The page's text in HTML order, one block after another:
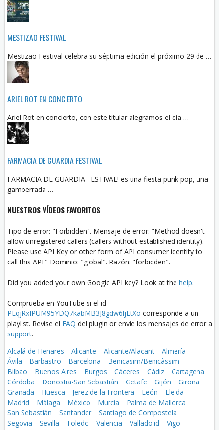
MESTIZAO FESTIVAL
Mestizao Festival celebra su séptima edición el próximo 29 de …
ARIEL ROT EN CONCIERTO
Ariel Rot en concierto, con este titular alegramos el día …
FARMACIA DE GUARDIA FESTIVAL
FARMACIA DE GUARDIA FESTIVAL! es una fiesta punk pop, una
gamberrada …
NUESTROS VÍDEOS FAVORITOS
Tipo de error: "Forbidden". Mensaje de error: "Method doesn't
allow unregistered callers (callers without established identity).
Please use API Key or other form of API consumer identity to
call this API." Dominio: "global". Razón: "forbidden".
Did you added your own Google API key? Look at the help.
Comprueba en YouTube si el id
PLqjRxIPUM95YDQ7kabMB3J8gdw6ljLtXo corresponde a un
playlist. Revise el FAQ del plugin or envíe los mensajes de error a
support.
Alcalá de Henares
Alicante Alicante/Alacant
Almería
Ávila
Barbastro Barcelona
Benicasim/Benicàssim
Bilbao
Buenos Aires Burgos Cáceres Cádiz
Cartagena
Córdoba
Donostia-San Sebastián Getafe Gijón
Girona
Granada
Huesca Jerez de la Frontera León
Lleida
Madrid
Málaga México Murcia
Palma de Mallorca
San Sebastián
Santander
Santiago de Compostela
Segovia
Sevilla Toledo Valencia Valladolid
Vigo